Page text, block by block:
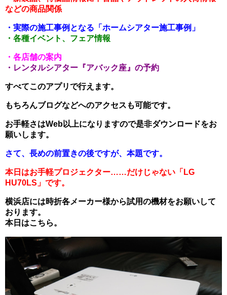
などの商品関係
・実際の施工事例となる「ホームシアター施工事例」
・各種イベント、フェア情報
・各店舗の案内
・レンタルシアター『アバック座』の予約
すべてこのアプリで行えます。
もちろんブログなどへのアクセスも可能です。
お手軽さはWeb以上になりますので是非ダウンロードをお
願いします。
さて、長めの前置きの後ですが、本題です。
本日はお手軽プロジェクター……だけじゃない「LG
HU70LS」です。
横浜店には時折各メーカー様から試用の機材をお願いして
おります。
本日はこちら。